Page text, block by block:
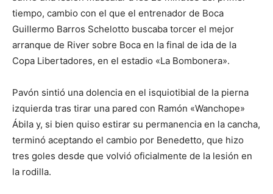
tiempo, cambio con el que el entrenador de Boca
Guillermo Barros Schelotto buscaba torcer el mejor
arranque de River sobre Boca en la final de ida de la
Copa Libertadores, en el estadio «La Bombonera».
Pavón sintió una dolencia en el isquiotibial de la pierna
izquierda tras tirar una pared con Ramón «Wanchope»
Ábila y, si bien quiso estirar su permanencia en la cancha,
terminó aceptando el cambio por Benedetto, que hizo
tres goles desde que volvió oficialmente de la lesión en
la rodilla.